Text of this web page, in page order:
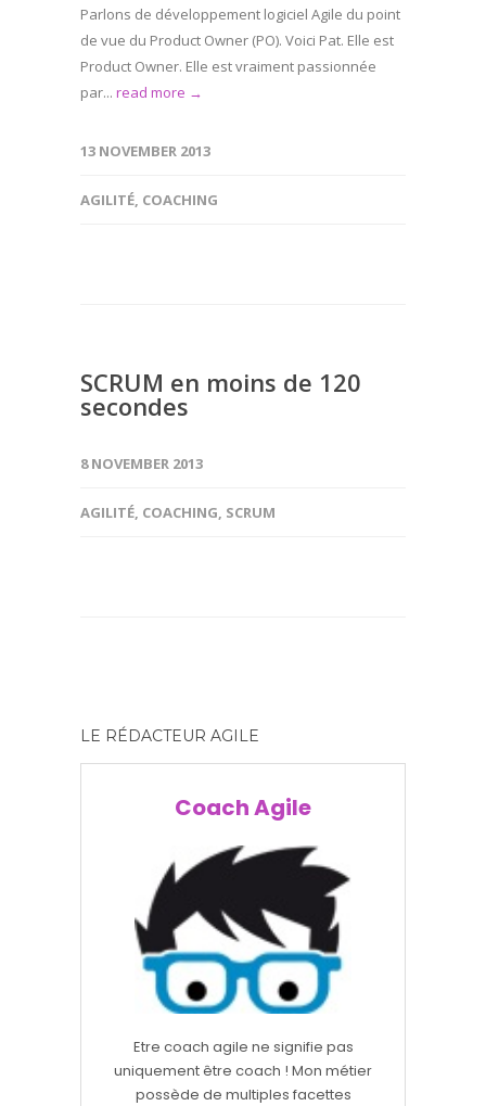
Parlons de développement logiciel Agile du point
de vue du Product Owner (PO). Voici Pat. Elle est
Product Owner. Elle est vraiment passionnée
par... read more →
13 NOVEMBER 2013
AGILITÉ, COACHING
SCRUM en moins de 120
secondes
8 NOVEMBER 2013
AGILITÉ, COACHING, SCRUM
LE RÉDACTEUR AGILE
Coach Agile
Etre coach agile ne signifie pas
uniquement être coach ! Mon métier
possède de multiples facettes